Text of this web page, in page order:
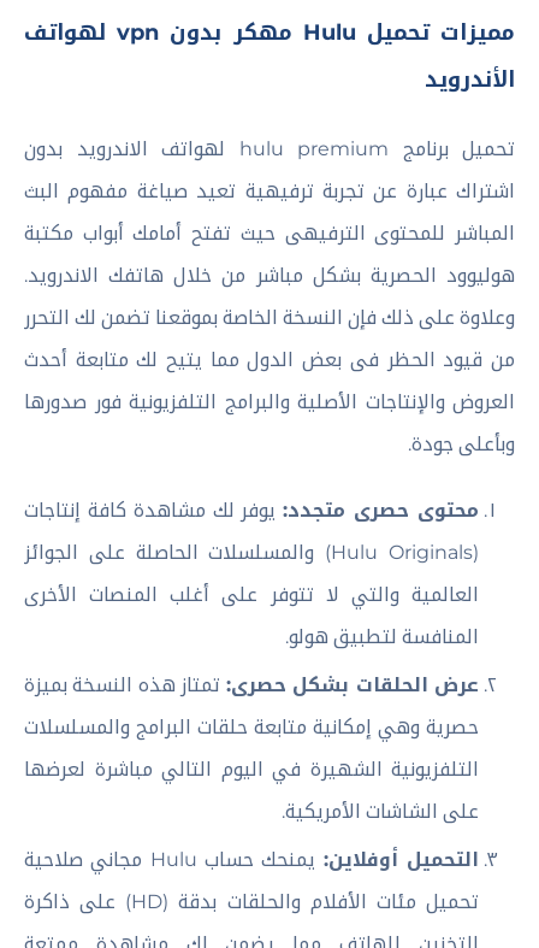
مميزات تحميل Hulu مهكر بدون vpn لهواتف
الأندرويد
تحميل برنامج hulu premium لهواتف الاندرويد بدون
اشتراك عبارة عن تجربة ترفيهية تعيد صياغة مفهوم البث
المباشر للمحتوى الترفيهى حيث تفتح أمامك أبواب مكتبة
هوليوود الحصرية بشكل مباشر من خلال هاتفك الاندرويد.
وعلاوة على ذلك فإن النسخة الخاصة بموقعنا تضمن لك التحرر
من قيود الحظر فى بعض الدول مما يتيح لك متابعة أحدث
العروض والإنتاجات الأصلية والبرامج التلفزيونية فور صدورها
وبأعلى جودة.
محتوى حصرى متجدد:يوفر لك مشاهدة كافة إنتاجات
(Hulu Originals) والمسلسلات الحاصلة على الجوائز
العالمية والتي لا تتوفر على أغلب المنصات الأخرى
المنافسة لتطبيق هولو.
عرض الحلقات بشكل حصرى: تمتاز هذه النسخة بميزة
حصرية وهي إمكانية متابعة حلقات البرامج والمسلسلات
التلفزيونية الشهيرة في اليوم التالي مباشرة لعرضها
على الشاشات الأمريكية.
التحميل أوفلاين:
يمنحك حساب Hulu مجاني صلاحية
تحميل مئات الأفلام والحلقات بدقة (HD) على ذاكرة